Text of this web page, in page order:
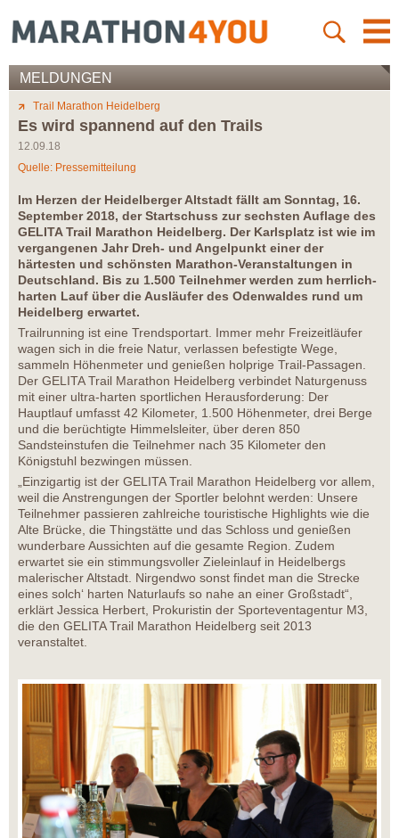
MELDUNGEN
Trail Marathon Heidelberg
Es wird spannend auf den Trails
12.09.18
Quelle: Pressemitteilung
Im Herzen der Heidelberger Altstadt fällt am Sonntag, 16.
September 2018, der Startschuss zur sechsten Auflage des
GELITA Trail Marathon Heidelberg. Der Karlsplatz ist wie im
vergangenen Jahr Dreh- und Angelpunkt einer der
härtesten und schönsten Marathon-Veranstaltungen in
Deutschland. Bis zu 1.500 Teilnehmer werden zum herrlich-
harten Lauf über die Ausläufer des Odenwaldes rund um
Heidelberg erwartet.
Trailrunning ist eine Trendsportart. Immer mehr Freizeitläufer
wagen sich in die freie Natur, verlassen befestigte Wege,
sammeln Höhenmeter und genießen holprige Trail-Passagen.
Der GELITA Trail Marathon Heidelberg verbindet Naturgenuss
mit einer ultra-harten sportlichen Herausforderung: Der
Hauptlauf umfasst 42 Kilometer, 1.500 Höhenmeter, drei Berge
und die berüchtigte Himmelsleiter, über deren 850
Sandsteinstufen die Teilnehmer nach 35 Kilometer den
Königstuhl bezwingen müssen.
„Einzigartig ist der GELITA Trail Marathon Heidelberg vor allem,
weil die Anstrengungen der Sportler belohnt werden: Unsere
Teilnehmer passieren zahlreiche touristische Highlights wie die
Alte Brücke, die Thingstätte und das Schloss und genießen
wunderbare Aussichten auf die gesamte Region. Zudem
erwartet sie ein stimmungsvoller Zieleinlauf in Heidelbergs
malerischer Altstadt. Nirgendwo sonst findet man die Strecke
eines solch‘ harten Naturlaufs so nahe an einer Großstadt“,
erklärt Jessica Herbert, Prokuristin der Sporteventagentur M3,
die den GELITA Trail Marathon Heidelberg seit 2013
veranstaltet.